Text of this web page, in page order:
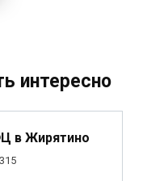
интересно
в Жирятино
315